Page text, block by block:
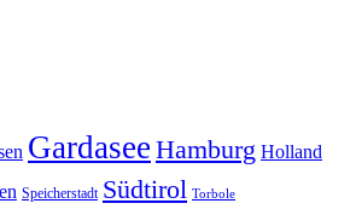
Gardasee Hamburg Holland
Speicherstadt Südtirol Torbole